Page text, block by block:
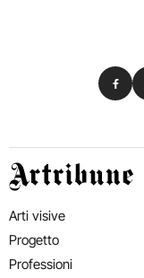
Artribune
Arti visive
Progetto
Professioni